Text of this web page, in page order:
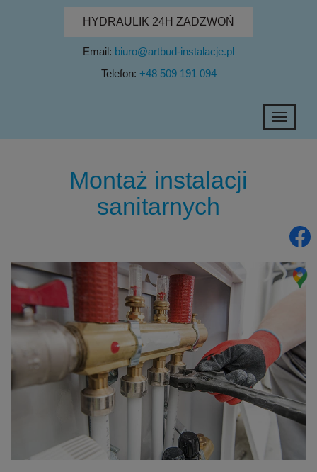
HYDRAULIK 24H ZADZWOŃ
Email: biuro@artbud-instalacje.pl
Telefon: +48 509 191 094
Toggle
Montaż instalacji
sanitarnych